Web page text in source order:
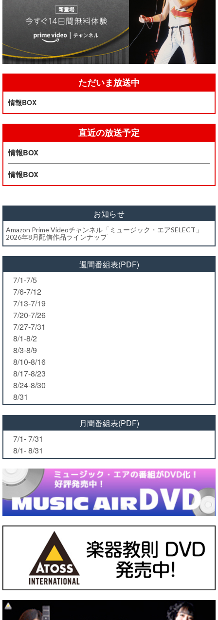
ただいま放送中
情報BOX
直近の放送予定
情報BOX
情報BOX
お知らせ
Amazon Prime Videoチャンネル「ミュージック・エアSELECT」
2026年8月配信作品ラインナップ
週間番組表(PDF)
7/1-7/5
7/6-7/12
7/13-7/19
7/20-7/26
7/27-7/31
8/1-8/2
8/3-8/9
8/10-8/16
8/17-8/23
8/24-8/30
8/31
月間番組表(PDF)
7/1- 7/31
8/1- 8/31